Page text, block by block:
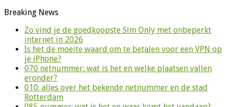
Breaking News
Zo vind je de goedkoopste Sim Only met onbeperkt
internet in 2026
Is het de moeite waard om te betalen voor een VPN op
je iPhone?
070 netnummer: wat is het en welke plaatsen vallen
eronder?
010: alles over het bekende netnummer en de stad
Rotterdam